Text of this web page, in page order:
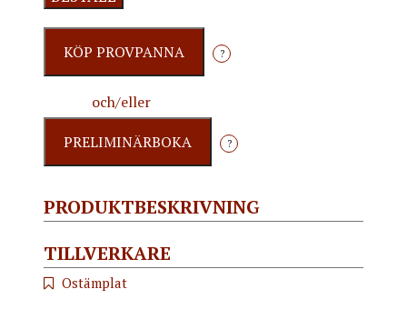
?
och/eller
?
PRODUKTBESKRIVNING
TILLVERKARE
Ostämplat